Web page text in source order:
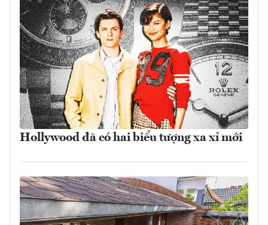
Hollywood đã có hai biểu tượng xa xỉ mới